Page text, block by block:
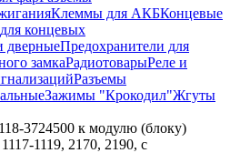
Клеммы для АКБКонцевые
концевых
дверныеПредохранители для
замкаРадиотоварыРеле и
Разъемы
Зажимы "Крокодил"Жгуты
3724500 к модулю (блоку)
1119, 2170, 2190, с